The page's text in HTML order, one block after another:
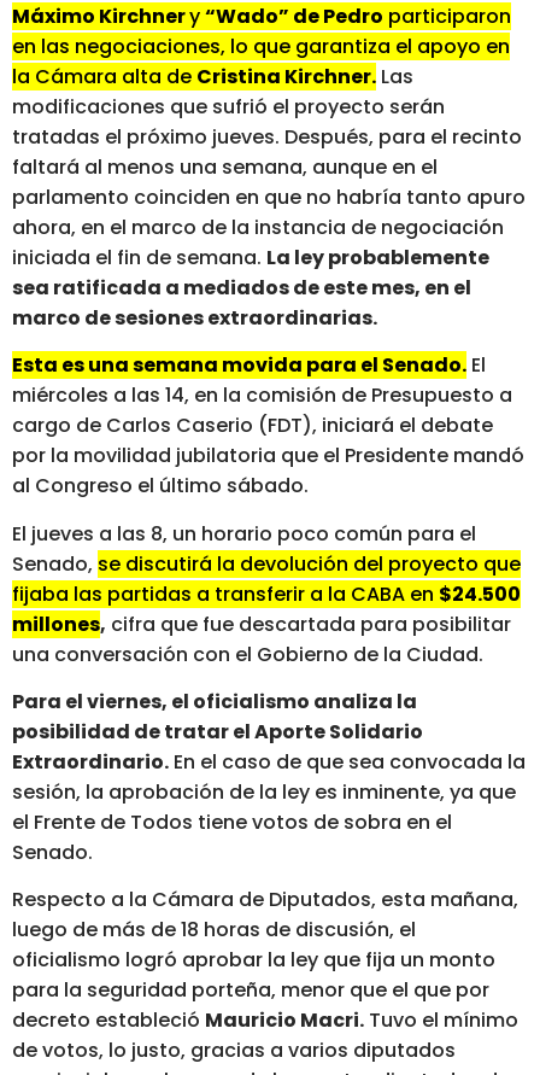
Máximo Kirchnery“Wado” de Pedro participaron
en las negociaciones, lo que garantiza el apoyo en
la Cámara alta de Cristina Kirchner. Las
modificaciones que sufrió el proyecto serán
tratadas el próximo jueves. Después, para el recinto
faltará al menos una semana, aunque en el
parlamento coinciden en que no habría tanto apuro
ahora, en el marco de la instancia de negociación
iniciada el fin de semana. La ley probablemente
sea ratificada a mediados de este mes, en el
marco de sesiones extraordinarias.
Esta es una semana movida para el Senado. El
miércoles a las 14, en la comisión de Presupuesto a
cargo de Carlos Caserio (FDT), iniciará el debate
por la movilidad jubilatoria que el Presidente mandó
al Congreso el último sábado.
El jueves a las 8, un horario poco común para el
Senado, se discutirá la devolución del proyecto que
fijaba las partidas a transferir a la CABA en $24.500
millones, cifra que fue descartada para posibilitar
una conversación con el Gobierno de la Ciudad.
Para el viernes, el oficialismo analiza la
posibilidad de tratar el Aporte Solidario
Extraordinario. En el caso de que sea convocada la
sesión, la aprobación de la ley es inminente, ya que
el Frente de Todos tiene votos de sobra en el
Senado.
Respecto a la Cámara de Diputados, esta mañana,
luego de más de 18 horas de discusión, el
oficialismo logró aprobar la ley que fija un monto
para la seguridad porteña, menor que el que por
decreto estableció Mauricio Macri. Tuvo el mínimo
de votos, lo justo, gracias a varios diputados